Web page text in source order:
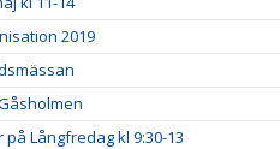
2019
Långfredag kl 9:30-13